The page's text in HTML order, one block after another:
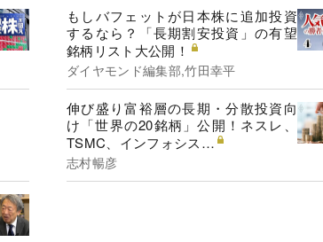
もしバフェットが日本株に追加投資
するなら？「長期割安投資」の有望
銘柄リスト大公開！
ダイヤモンド編集部,竹田幸平
伸び盛り富裕層の長期・分散投資向
け「世界の20銘柄」公開！ネスレ、
TSMC、インフォシス…
志村暢彦